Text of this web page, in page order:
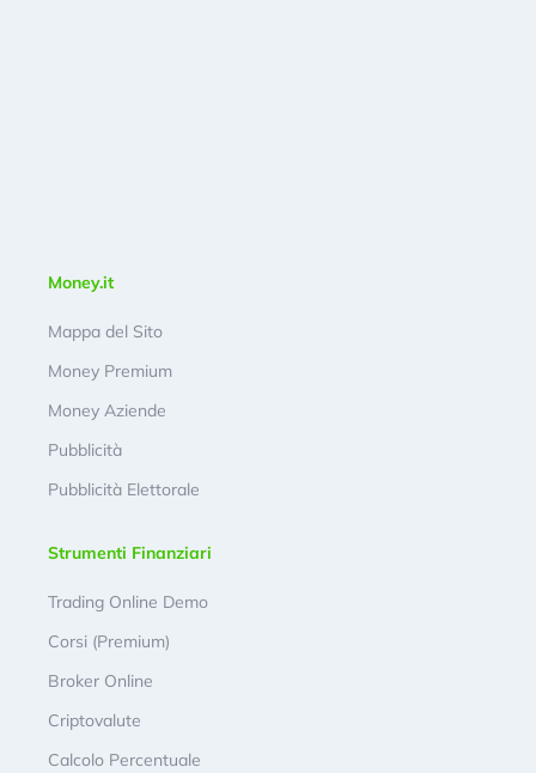
Money.it
Mappa del Sito
Money Premium
Money Aziende
Pubblicità
Pubblicità Elettorale
Strumenti Finanziari
Trading Online Demo
Corsi (Premium)
Broker Online
Criptovalute
Calcolo Percentuale